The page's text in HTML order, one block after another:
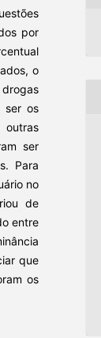
por
o
drogas
ser os
outras
ser
Para
no
de
entre
que
os